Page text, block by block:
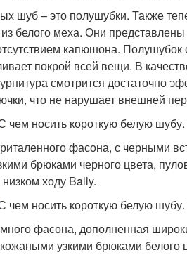
шуб – это полушубки. Также
белого меха. Они
капюшона.
покрой всей вещи. В
смотрится достаточно
что не нарушает внешней
фасона, с черными
брюками черного цвета,
ходу Bally.
фасона, дополненная
узкими брюками белого